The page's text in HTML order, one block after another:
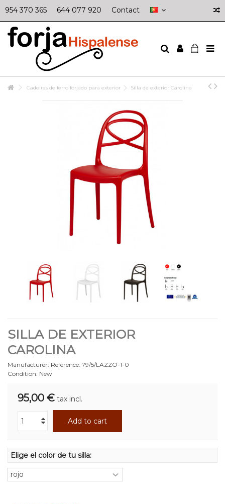
954 370 365 644 077 920 Contact
Cadeiras de ferro forjado para exterior Silla de exterior Carolina
SILLA DE EXTERIOR
CAROLINA
Manufacturer: Reference: 79/5/LAZZO-1-0
Condition: New
95,00 € tax incl.
Add to cart
Elige el color de tu silla: